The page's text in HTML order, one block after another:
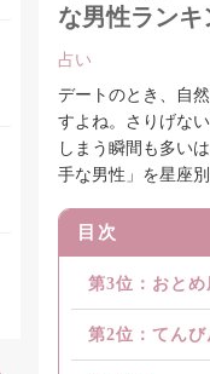
な男性ランキ
占い
デートのとき、自
すよね。さりげな
しまう瞬間も多い
手な男性」を星座
目次
第3位：おとめ
第2位：てんび